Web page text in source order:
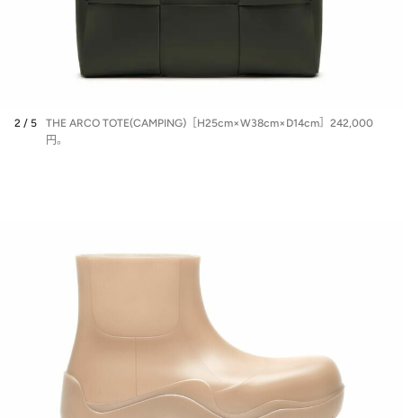
2 / 5
THE ARCO TOTE(CAMPING)［H25cm×W38cm×D14cm］242,000
円。